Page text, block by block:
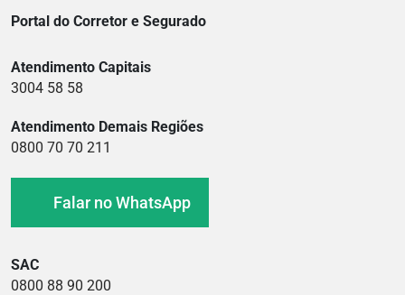
Portal do Corretor e Segurado
Atendimento Capitais
3004 58 58
Atendimento Demais Regiões
0800 70 70 211
Falar no WhatsApp
SAC
0800 88 90 200